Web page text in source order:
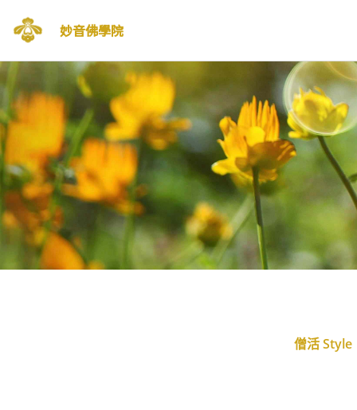
Skip
to
content
妙音佛學院
僧活 Style